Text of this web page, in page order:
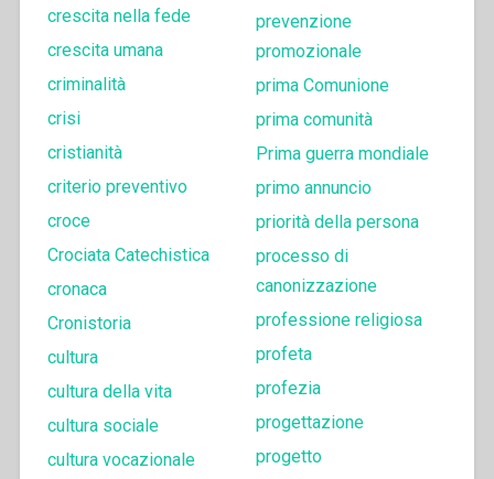
crescita nella fede
crescita umana
criminalità
crisi
cristianità
criterio preventivo
croce
Crociata Catechistica
cronaca
Cronistoria
cultura
cultura della vita
cultura sociale
cultura vocazionale
prevenzione
promozionale
prima Comunione
prima comunità
Prima guerra mondiale
primo annuncio
priorità della persona
processo di
canonizzazione
professione religiosa
profeta
profezia
progettazione
progetto